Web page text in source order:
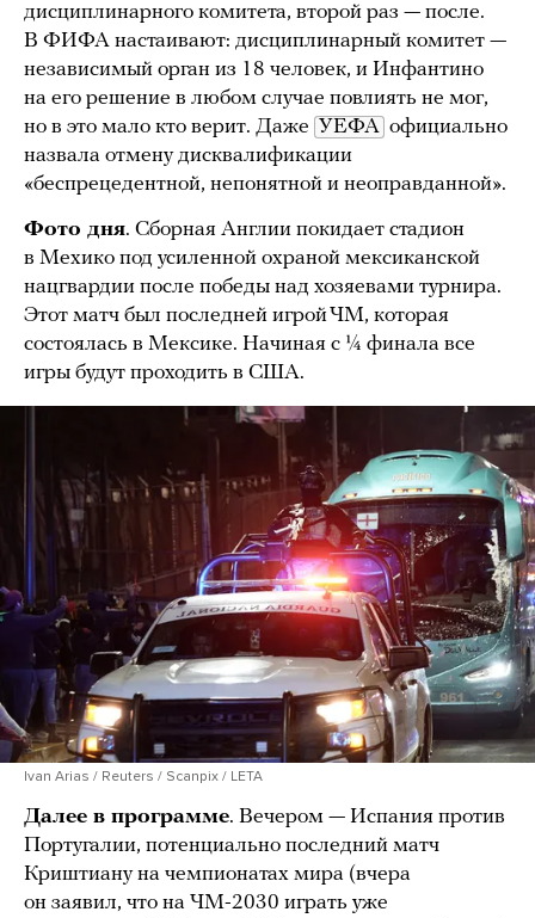
дисциплинарного комитета, второй раз — после.
В ФИФА настаивают: дисциплинарный комитет —
независимый орган из 18 человек, и Инфантино
на его решение в любом случае повлиять не мог,
но в это мало кто верит. Даже УЕФА официально
назвала отмену дисквалификации
«беспрецедентной, непонятной и неоправданной».
Фото дня. Сборная Англии покидает стадион
в Мехико под усиленной охраной мексиканской
нацгвардии после победы над хозяевами турнира.
Этот матч был последней игрой ЧМ, которая
состоялась в Мексике. Начиная с ¼ финала все
игры будут проходить в США.
Ivan Arias / Reuters / Scanpix / LETA
Далее в программе. Вечером — Испания против
Португалии, потенциально последний матч
Криштиану на чемпионатах мира (вчера
он заявил, что на ЧМ-2030 играть уже